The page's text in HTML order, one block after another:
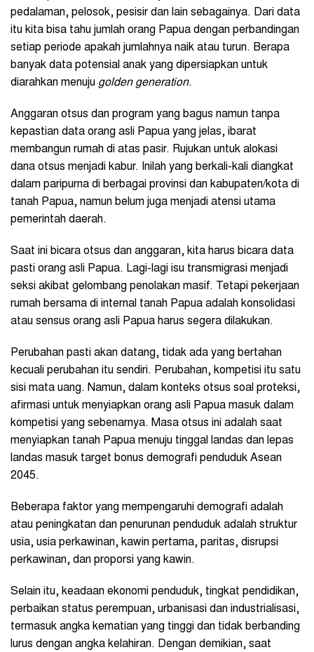
pedalaman, pelosok, pesisir dan lain sebagainya. Dari data
itu kita bisa tahu jumlah orang Papua dengan perbandingan
setiap periode apakah jumlahnya naik atau turun. Berapa
banyak data potensial anak yang dipersiapkan untuk
diarahkan menuju golden generation.
Anggaran otsus dan program yang bagus namun tanpa
kepastian data orang asli Papua yang jelas, ibarat
membangun rumah di atas pasir. Rujukan untuk alokasi
dana otsus menjadi kabur. Inilah yang berkali-kali diangkat
dalam paripurna di berbagai provinsi dan kabupaten/kota di
tanah Papua, namun belum juga menjadi atensi utama
pemerintah daerah.
Saat ini bicara otsus dan anggaran, kita harus bicara data
pasti orang asli Papua. Lagi-lagi isu transmigrasi menjadi
seksi akibat gelombang penolakan masif. Tetapi pekerjaan
rumah bersama di internal tanah Papua adalah konsolidasi
atau sensus orang asli Papua harus segera dilakukan.
Perubahan pasti akan datang, tidak ada yang bertahan
kecuali perubahan itu sendiri. Perubahan, kompetisi itu satu
sisi mata uang. Namun, dalam konteks otsus soal proteksi,
afirmasi untuk menyiapkan orang asli Papua masuk dalam
kompetisi yang sebenarnya. Masa otsus ini adalah saat
menyiapkan tanah Papua menuju tinggal landas dan lepas
landas masuk target bonus demografi penduduk Asean
2045.
Beberapa faktor yang mempengaruhi demografi adalah
atau peningkatan dan penurunan penduduk adalah struktur
usia, usia perkawinan, kawin pertama, paritas, disrupsi
perkawinan, dan proporsi yang kawin.
Selain itu, keadaan ekonomi penduduk, tingkat pendidikan,
perbaikan status perempuan, urbanisasi dan industrialisasi,
termasuk angka kematian yang tinggi dan tidak berbanding
lurus dengan angka kelahiran. Dengan demikian, saat